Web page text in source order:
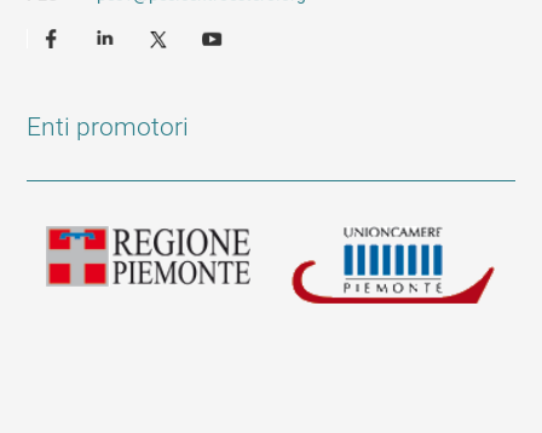
Enti promotori